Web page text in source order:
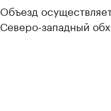
Объезд
Северо-западный